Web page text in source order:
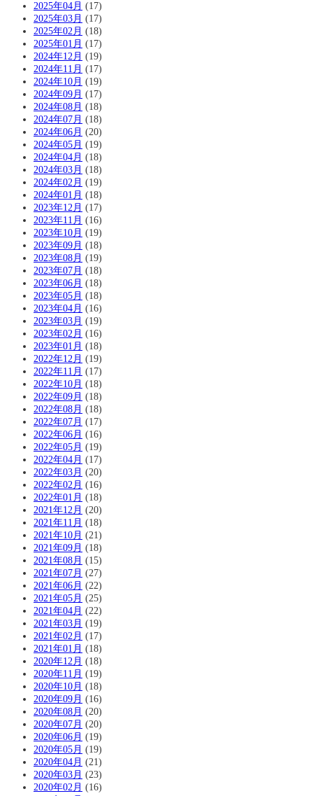
2025年04月 (17)
2025年03月 (17)
2025年02月 (18)
2025年01月 (17)
2024年12月 (19)
2024年11月 (17)
2024年10月 (19)
2024年09月 (17)
2024年08月 (18)
2024年07月 (18)
2024年06月 (20)
2024年05月 (19)
2024年04月 (18)
2024年03月 (18)
2024年02月 (19)
2024年01月 (18)
2023年12月 (17)
2023年11月 (16)
2023年10月 (19)
2023年09月 (18)
2023年08月 (19)
2023年07月 (18)
2023年06月 (18)
2023年05月 (18)
2023年04月 (16)
2023年03月 (19)
2023年02月 (16)
2023年01月 (18)
2022年12月 (19)
2022年11月 (17)
2022年10月 (18)
2022年09月 (18)
2022年08月 (18)
2022年07月 (17)
2022年06月 (16)
2022年05月 (19)
2022年04月 (17)
2022年03月 (20)
2022年02月 (16)
2022年01月 (18)
2021年12月 (20)
2021年11月 (18)
2021年10月 (21)
2021年09月 (18)
2021年08月 (15)
2021年07月 (27)
2021年06月 (22)
2021年05月 (25)
2021年04月 (22)
2021年03月 (19)
2021年02月 (17)
2021年01月 (18)
2020年12月 (18)
2020年11月 (19)
2020年10月 (18)
2020年09月 (16)
2020年08月 (20)
2020年07月 (20)
2020年06月 (19)
2020年05月 (19)
2020年04月 (21)
2020年03月 (23)
2020年02月 (16)